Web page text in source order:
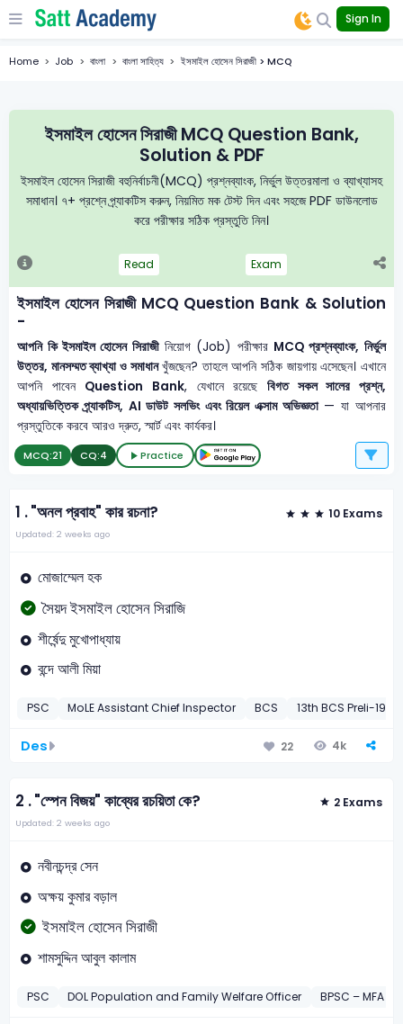
Sign In
Home Job বাংলা বাংলা সাহিত্য ইসমাইল হোসেন সিরাজী > MCQ
ইসমাইল হোসেন সিরাজী MCQ Question Bank,
Solution & PDF
ইসমাইল হোসেন সিরাজী বহুনির্বাচনী(MCQ) প্রশ্নব্যাংক, নির্ভুল উত্তরমালা ও ব্যাখ্যাসহ
সমাধান। ৭+ প্রশ্নে প্র্যাকটিস করুন, নিয়মিত মক টেস্ট দিন এবং সহজে PDF ডাউনলোড
করে পরীক্ষার সঠিক প্রস্তুতি নিন।
Read Exam
ইসমাইল হোসেন সিরাজী MCQ Question Bank & Solution
-
আপনি কি ইসমাইল হোসেন সিরাজীনিয়োগ (Job) পরীক্ষার MCQ প্রশ্নব্যাংক, নির্ভুল
উত্তর, মানসম্মত ব্যাখ্যা ও সমাধানখুঁজছেন? তাহলে আপনি সঠিক জায়গায় এসেছেন। এখানে
আপনি পাবেন Question Bank, যেখানে রয়েছে বিগত সকল সালের প্রশ্ন,
অধ্যায়ভিত্তিক প্র্যাকটিস, AI ডাউট সলভিং এবং রিয়েল এক্সাম অভিজ্ঞতা— যা আপনার
প্রস্তুতিকে করবে আরও দ্রুত, স্মার্ট এবং কার্যকর।
MCQ:21 CQ:4 Practice
1 ."অনল প্রবাহ" কার রচনা? 10 Exams
Updated: 2 weeks ago
মোজাম্মেল হক
সৈয়দ ইসমাইল হোসেন সিরাজি
শীর্ষেন্দু মুখোপাধ্যায়
বন্দে আলী মিয়া
PSC MoLE Assistant Chief Inspector BCS 13th BCS Preli-1992
Des 22 4k
2 ."স্পেন বিজয়" কাব্যের রচয়িতা কে? 2 Exams
Updated: 2 weeks ago
নবীনচন্দ্র সেন
অক্ষয় কুমার বড়াল
ইসমাইল হোসেন সিরাজী
শামসুদ্দিন আবুল কালাম
PSC DOL Population and Family Welfare Officer BPSC – MFA